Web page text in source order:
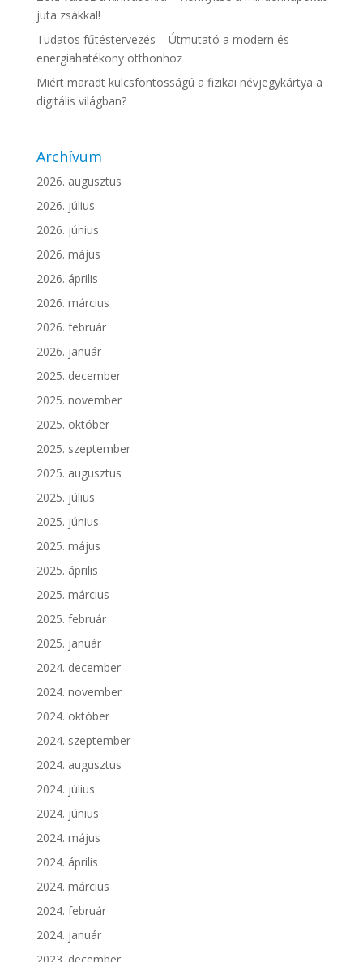
juta zsákkal!
Tudatos fűtéstervezés – Útmutató a modern és
energiahatékony otthonhoz
Miért maradt kulcsfontosságú a fizikai névjegykártya a
digitális világban?
Archívum
2026. augusztus
2026. július
2026. június
2026. május
2026. április
2026. március
2026. február
2026. január
2025. december
2025. november
2025. október
2025. szeptember
2025. augusztus
2025. július
2025. június
2025. május
2025. április
2025. március
2025. február
2025. január
2024. december
2024. november
2024. október
2024. szeptember
2024. augusztus
2024. július
2024. június
2024. május
2024. április
2024. március
2024. február
2024. január